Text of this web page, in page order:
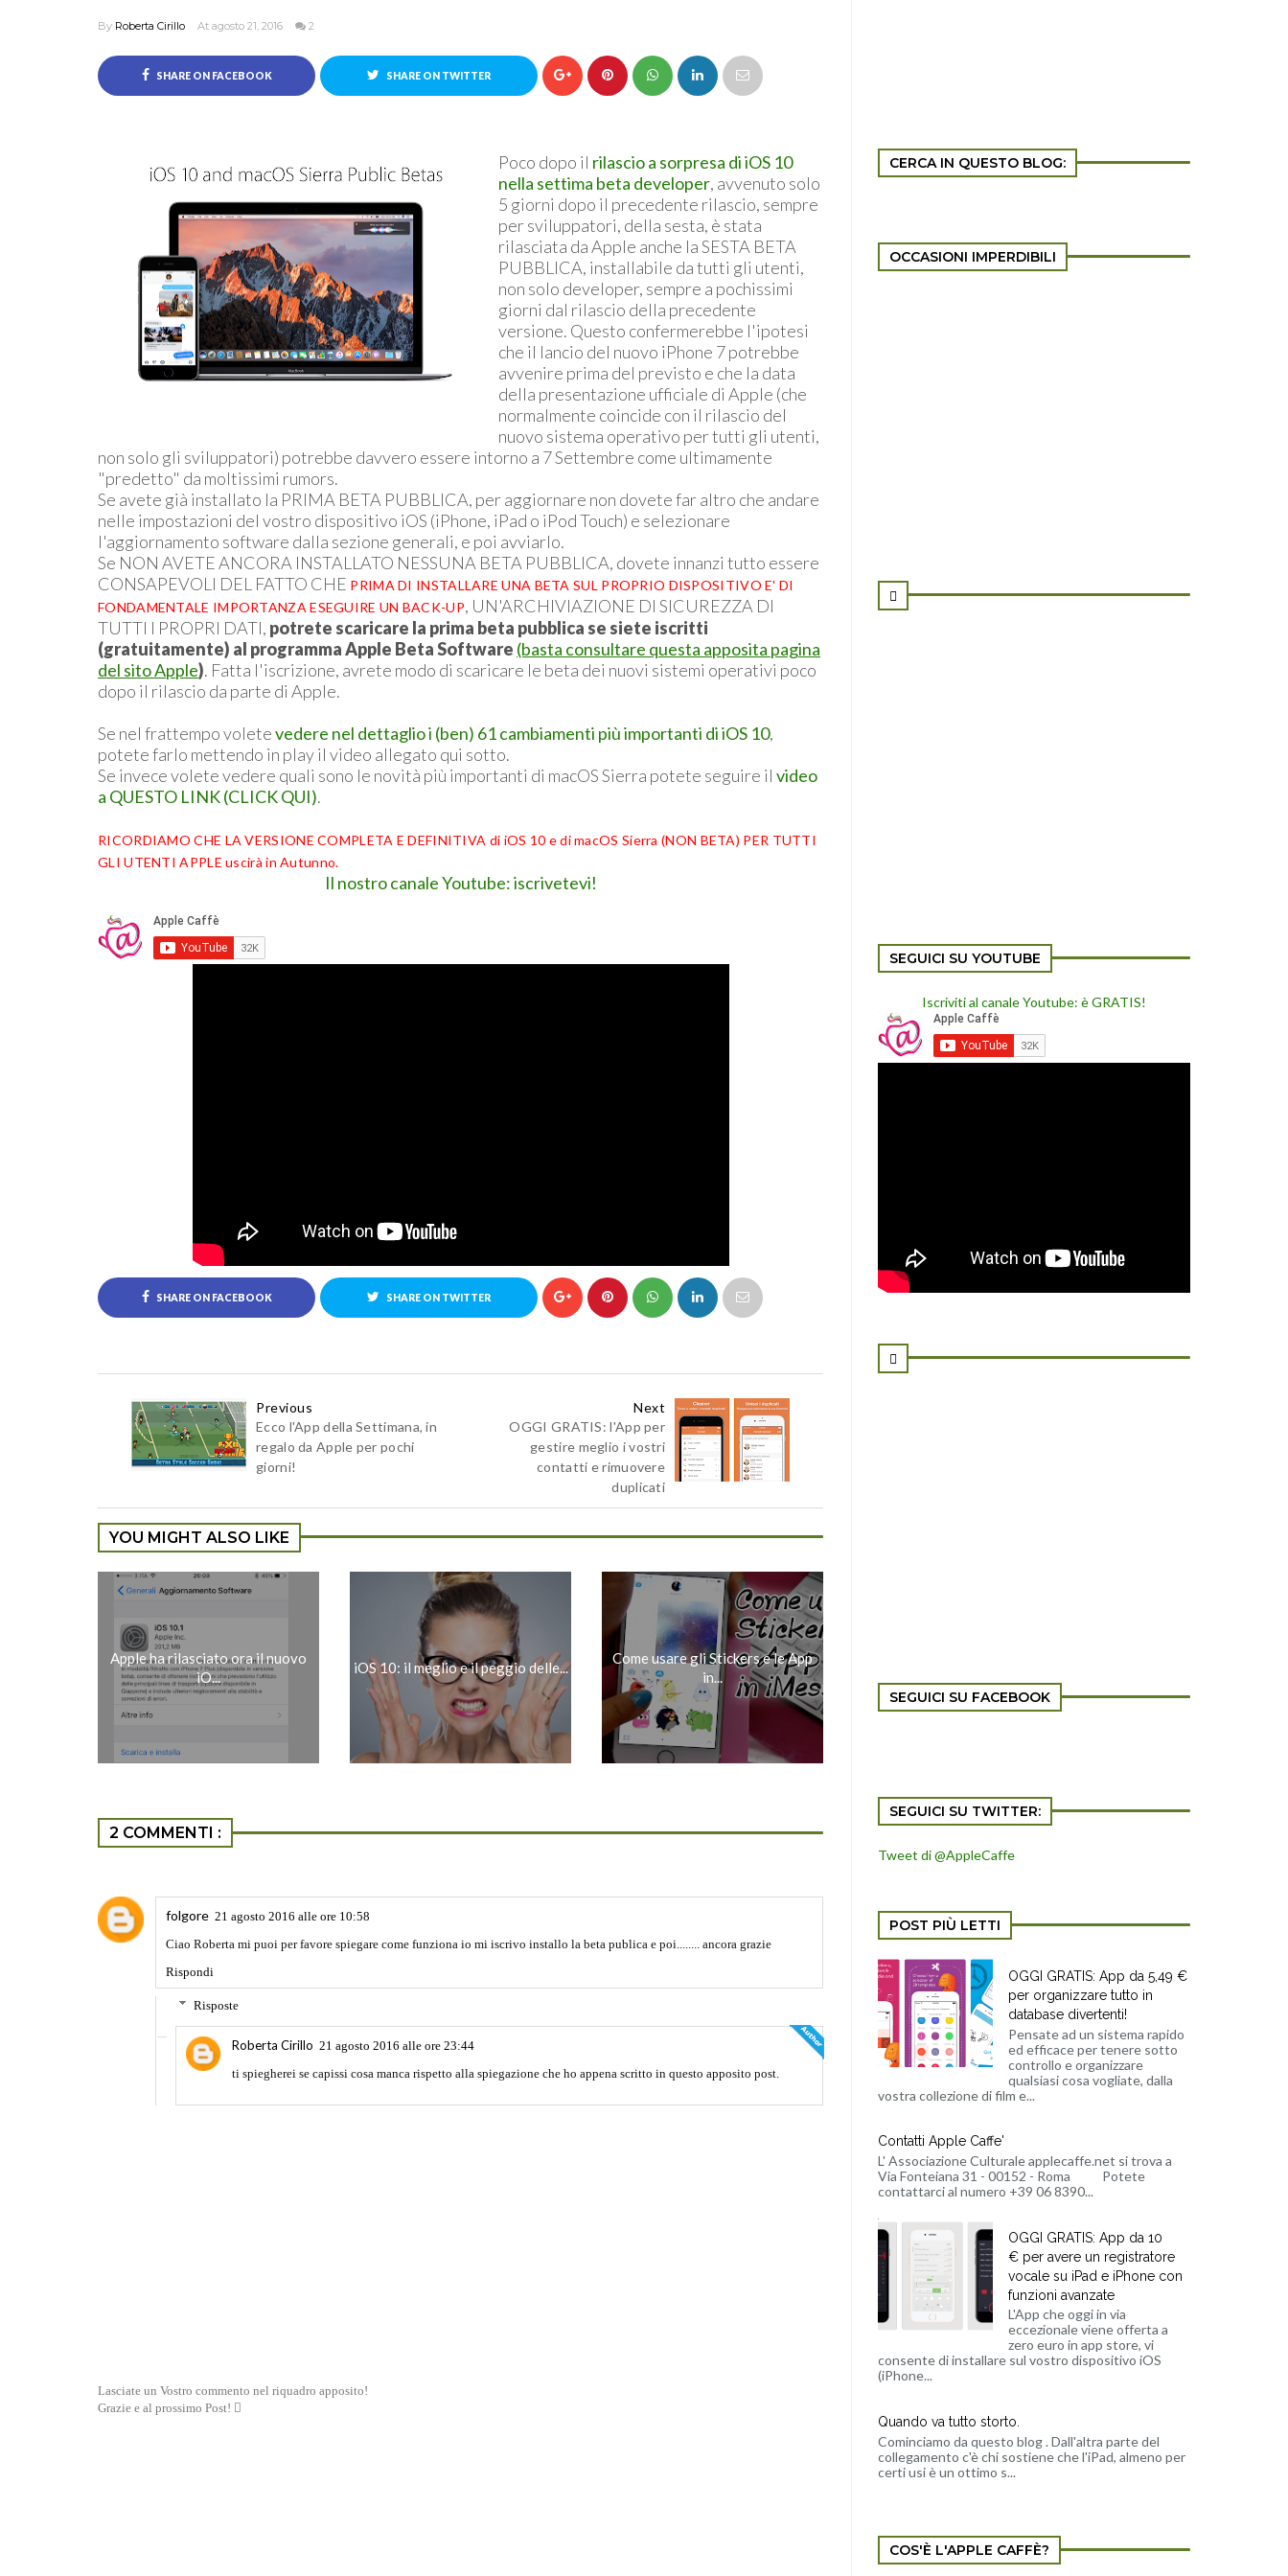
By Roberta Cirillo At agosto 21, 2016 2
SHARE ON FACEBOOK SHARE ON TWITTER
Poco dopo il rilascio a sorpresa di iOS 10
nella settima beta developer, avvenuto solo
5 giorni dopo il precedente rilascio, sempre
per sviluppatori, della sesta, è stata
rilasciata da Apple anche la SESTA BETA
PUBBLICA, installabile da tutti gli utenti,
non solo developer, sempre a pochissimi
giorni dal rilascio della precedente
versione. Questo confermerebbe l'ipotesi
che il lancio del nuovo iPhone 7 potrebbe
avvenire prima del previsto e che la data
della presentazione ufficiale di Apple (che
normalmente coincide con il rilascio del
nuovo sistema operativo per tutti gli utenti,
non solo gli sviluppatori) potrebbe davvero essere intorno a 7 Settembre come ultimamente
"predetto" da moltissimi rumors.
Se avete già installato la PRIMA BETA PUBBLICA, per aggiornare non dovete far altro che andare
nelle impostazioni del vostro dispositivo iOS (iPhone, iPad o iPod Touch) e selezionare
l'aggiornamento software dalla sezione generali, e poi avviarlo.
Se NON AVETE ANCORA INSTALLATO NESSUNA BETA PUBBLICA, dovete innanzi tutto essere
CONSAPEVOLI DEL FATTO CHE PRIMA DI INSTALLARE UNA BETA SUL PROPRIO DISPOSITIVO E' DI
FONDAMENTALE IMPORTANZA ESEGUIRE UN BACK-UP, UN'ARCHIVIAZIONE DI SICUREZZA DI
TUTTI I PROPRI DATI, potrete scaricare la prima beta pubblica se siete iscritti
(gratuitamente) al programma Apple Beta Software (basta consultare questa apposita pagina
del sito Apple). Fatta l'iscrizione, avrete modo di scaricare le beta dei nuovi sistemi operativi poco
dopo il rilascio da parte di Apple.
Se nel frattempo voletevedere nel dettaglio i (ben) 61 cambiamenti più importanti di iOS 10,
potete farlo mettendo in play il video allegato qui sotto.
Se invece volete vedere quali sono le novità più importanti di macOS Sierra potete seguire il video
a QUESTO LINK (CLICK QUI).
RICORDIAMO CHE LA VERSIONE COMPLETA E DEFINITIVA di iOS 10 e di macOS Sierra (NON BETA) PER TUTTI
GLI UTENTI APPLE uscirà in Autunno.
Il nostro canale Youtube: iscrivetevi!
SHARE ON FACEBOOK SHARE ON TWITTER
Next
OGGI GRATIS: l'App per
gestire meglio i vostri
contatti e rimuovere
duplicati
Previous
Ecco l'App della Settimana, in
regalo da Apple per pochi
giorni!
YOU MIGHT ALSO LIKE
Apple ha rilasciato ora il nuovo
iO...
iOS 10: il meglio e il peggio delle...
Come usare gli Stickers e le App
in...
2 COMMENTI :
folgore 21 agosto 2016 alle ore 10:58
Ciao Roberta mi puoi per favore spiegare come funziona io mi iscrivo installo la beta publica e poi........ ancora grazie
Rispondi
Risposte
Roberta Cirillo 21 agosto 2016 alle ore 23:44
ti spiegherei se capissi cosa manca rispetto alla spiegazione che ho appena scritto in questo apposito post.
Lasciate un Vostro commento nel riquadro apposito!
Grazie e al prossimo Post! 
CERCA IN QUESTO BLOG:
OCCASIONI IMPERDIBILI

SEGUICI SU YOUTUBE
Iscriviti al canale Youtube: è GRATIS!

SEGUICI SU FACEBOOK
SEGUICI SU TWITTER:
Tweet di @AppleCaffe
POST PIÙ LETTI
OGGI GRATIS: App da 5,49 €
per organizzare tutto in
database divertenti!
Pensate ad un sistema rapido
ed efficace per tenere sotto
controllo e organizzare
qualsiasi cosa vogliate, dalla
vostra collezione di film e...
Contatti Apple Caffe'
L' Associazione Culturale applecaffe.net si trova a
Via Fonteiana 31 - 00152 - Roma Potete
contattarci al numero +39 06 8390...
OGGI GRATIS: App da 10
€ per avere un registratore
vocale su iPad e iPhone con
funzioni avanzate
L'App che oggi in via
eccezionale viene offerta a
zero euro in app store, vi
consente di installare sul vostro dispositivo iOS
(iPhone...
Quando va tutto storto.
Cominciamo da questo blog . Dall'altra parte del
collegamento c'è chi sostiene che l'iPad, almeno per
certi usi è un ottimo s...
COS'È L'APPLE CAFFÈ?